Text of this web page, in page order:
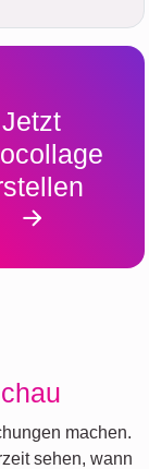
Jetzt
machen.
sehen, wann